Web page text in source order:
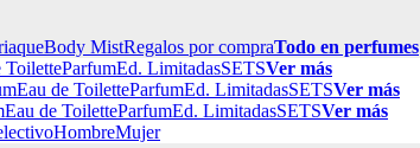
Body MistRegalos por compraTodo en perfumes
ToiletteParfumEd. LimitadasSETSVer más
Eau de ToiletteParfumEd. LimitadasSETSVer más
Eau de ToiletteParfumEd. LimitadasSETSVer más
HombreMujer